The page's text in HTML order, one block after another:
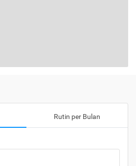
Rutin per Bulan